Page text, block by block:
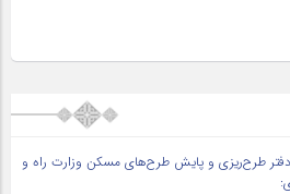
طرح‌ریزی و پایش طرح‌های مسکن وزارت راه و